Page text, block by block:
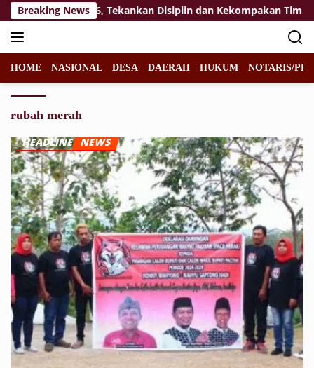
Langsung
ke
konten
Breaking News2026, Tekankan Disiplin dan Kekompakan Tim
HOME NASIONAL DESA DAERAH HUKUM NOTARIS/
rubah merah